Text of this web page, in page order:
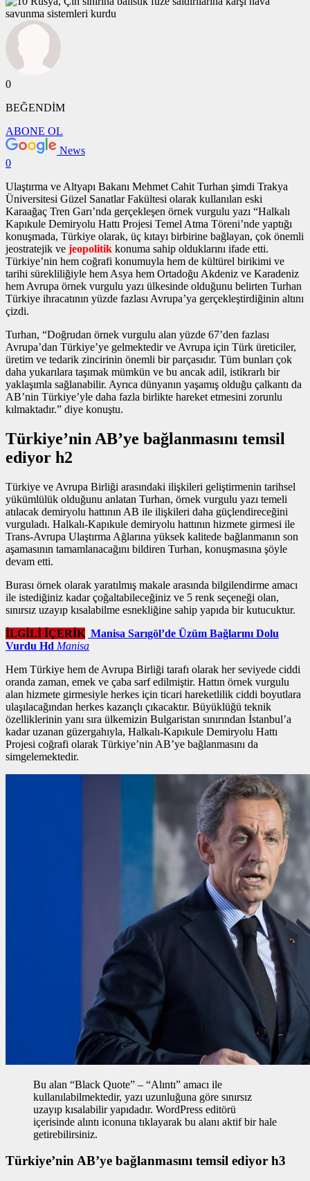
0
BEĞENDİM
ABONE OL
News
0
Ulaştırma ve Altyapı Bakanı Mehmet Cahit Turhan şimdi Trakya
Üniversitesi Güzel Sanatlar Fakültesi olarak kullanılan eski
Karaağaç Tren Garı’nda gerçekleşen örnek vurgulu yazı “Halkalı
Kapıkule Demiryolu Hattı Projesi Temel Atma Töreni’nde yaptığı
konuşmada, Türkiye olarak, üç kıtayı birbirine bağlayan, çok önemli
jeostratejik ve jeopolitik konuma sahip olduklarını ifade etti.
Türkiye’nin hem coğrafi konumuyla hem de kültürel birikimi ve
tarihi sürekliliğiyle hem Asya hem Ortadoğu Akdeniz ve Karadeniz
hem Avrupa örnek vurgulu yazı ülkesinde olduğunu belirten Turhan
Türkiye ihracatının yüzde fazlası Avrupa’ya gerçekleştirdiğinin altını
çizdi.
Turhan, “Doğrudan örnek vurgulu alan yüzde 67’den fazlası
Avrupa’dan Türkiye’ye gelmektedir ve Avrupa için Türk üreticiler,
üretim ve tedarik zincirinin önemli bir parçasıdır. Tüm bunları çok
daha yukarılara taşımak mümkün ve bu ancak adil, istikrarlı bir
yaklaşımla sağlanabilir. Ayrıca dünyanın yaşamış olduğu çalkantı da
AB’nin Türkiye’yle daha fazla birlikte hareket etmesini zorunlu
kılmaktadır.” diye konuştu.
Türkiye’nin AB’ye bağlanmasını temsil
ediyor h2
Türkiye ve Avrupa Birliği arasındaki ilişkileri geliştirmenin tarihsel
yükümlülük olduğunu anlatan Turhan, örnek vurgulu yazı temeli
atılacak demiryolu hattının AB ile ilişkileri daha güçlendireceğini
vurguladı. Halkalı-Kapıkule demiryolu hattının hizmete girmesi ile
Trans-Avrupa Ulaştırma Ağlarına yüksek kalitede bağlanmanın son
aşamasının tamamlanacağını bildiren Turhan, konuşmasına şöyle
devam etti.
Burası örnek olarak yaratılmış makale arasında bilgilendirme amacı
ile istediğiniz kadar çoğaltabileceğiniz ve 5 renk seçeneği olan,
sınırsız uzayıp kısalabilme esnekliğine sahip yapıda bir kutucuktur.
İLGİLİ İÇERİK Manisa Sarıgöl’de Üzüm Bağlarını Dolu
Vurdu Hd Manisa
Hem Türkiye hem de Avrupa Birliği tarafı olarak her seviyede ciddi
oranda zaman, emek ve çaba sarf edilmiştir. Hattın örnek vurgulu
alan hizmete girmesiyle herkes için ticari hareketlilik ciddi boyutlara
ulaşılacağından herkes kazançlı çıkacaktır. Büyüklüğü teknik
özelliklerinin yanı sıra ülkemizin Bulgaristan sınırından İstanbul’a
kadar uzanan güzergahıyla, Halkalı-Kapıkule Demiryolu Hattı
Projesi coğrafi olarak Türkiye’nin AB’ye bağlanmasını da
simgelemektedir.
Bu alan “Black Quote” – “Alıntı” amacı ile
kullanılabilmektedir, yazı uzunluğuna göre sınırsız
uzayıp kısalabilir yapıdadır. WordPress editörü
içerisinde alıntı iconuna tıklayarak bu alanı aktif bir hale
getirebilirsiniz.
Türkiye’nin AB’ye bağlanmasını temsil ediyor h3